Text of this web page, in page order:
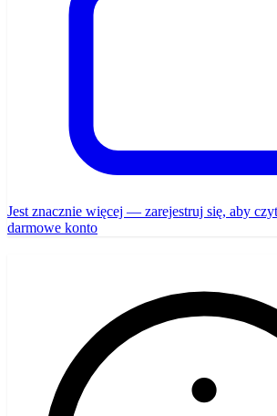
Jest znacznie więcej — zarejestruj się, aby
darmowe konto